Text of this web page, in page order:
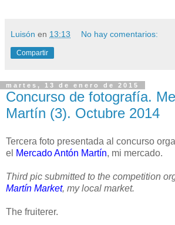
Luisón en 13:13 No hay comentarios:
Compartir
martes, 13 de enero de 2015
Concurso de fotografía.
Martín (3). Octubre 2014
Tercera foto presentada al concurso
el Mercado Antón Martín, mi mercado.
Third pic submitted to the competition
Martín Market, my local market.
The fruiterer.